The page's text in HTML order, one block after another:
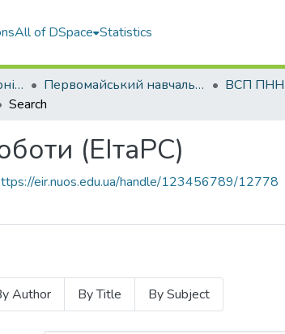
All of DSpace Statistics
Відокремлені структурні підрозділи НУК ім. адм. Макарова Первомайський навчально-науковий інститут НУК ім. адм. Макарова (ПННІ НУК)
Search
(ЕІтаРС)
eir.nuos.edu.ua/handle/123456789/12778
Author By Title By Subject